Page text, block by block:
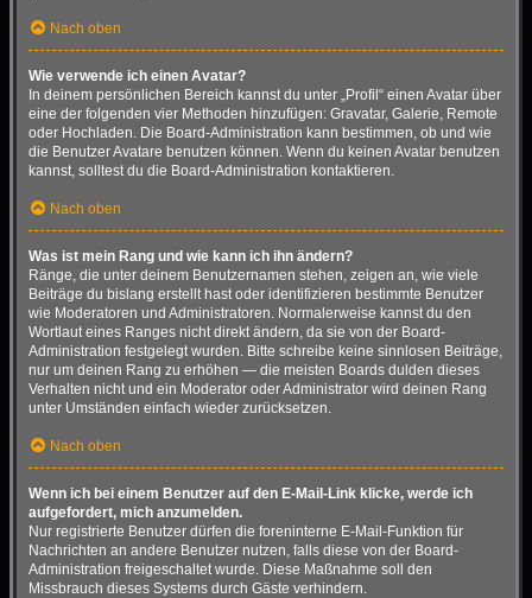
Nach oben
Wie verwende ich einen Avatar?
In deinem persönlichen Bereich kannst du unter „Profil“ einen Avatar über
eine der folgenden vier Methoden hinzufügen: Gravatar, Galerie, Remote
oder Hochladen. Die Board-Administration kann bestimmen, ob und wie
die Benutzer Avatare benutzen können. Wenn du keinen Avatar benutzen
kannst, solltest du die Board-Administration kontaktieren.
Nach oben
Was ist mein Rang und wie kann ich ihn ändern?
Ränge, die unter deinem Benutzernamen stehen, zeigen an, wie viele
Beiträge du bislang erstellt hast oder identifizieren bestimmte Benutzer
wie Moderatoren und Administratoren. Normalerweise kannst du den
Wortlaut eines Ranges nicht direkt ändern, da sie von der Board-
Administration festgelegt wurden. Bitte schreibe keine sinnlosen Beiträge,
nur um deinen Rang zu erhöhen — die meisten Boards dulden dieses
Verhalten nicht und ein Moderator oder Administrator wird deinen Rang
unter Umständen einfach wieder zurücksetzen.
Nach oben
Wenn ich bei einem Benutzer auf den E-Mail-Link klicke, werde ich
aufgefordert, mich anzumelden.
Nur registrierte Benutzer dürfen die foreninterne E-Mail-Funktion für
Nachrichten an andere Benutzer nutzen, falls diese von der Board-
Administration freigeschaltet wurde. Diese Maßnahme soll den
Missbrauch dieses Systems durch Gäste verhindern.